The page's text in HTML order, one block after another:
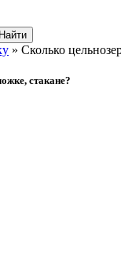
» Сколько
стакане?